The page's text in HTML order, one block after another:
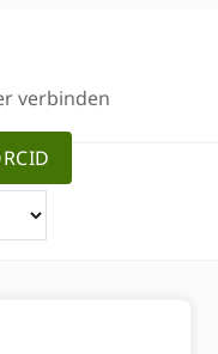
verbinden